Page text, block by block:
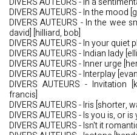
DIVERS AUTEURS - In the mood
DIVERS AUTEURS - In the wee
david] [hilliard, bob]
DIVERS AUTEURS - In your quiet
DIVERS AUTEURS - Indian lady
DIVERS AUTEURS - Inner urge
DIVERS AUTEURS - Interplay
DIVERS AUTEURS - Invitation
francis]
DIVERS AUTEURS - Iris [shorter,
DIVERS AUTEURS - Is you is, or
DIVERS AUTEURS - Isn't it